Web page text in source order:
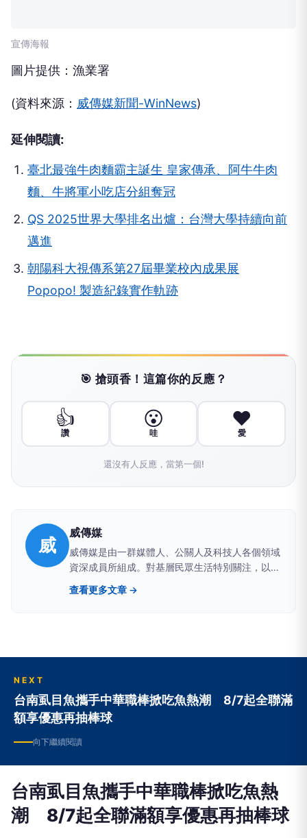
宣傳海報
圖片提供：漁業署
(資料來源： 威傳媒新聞-WinNews)
延伸閱讀:
臺北最強牛肉麵霸主誕生 皇家傳承、阿牛牛肉
麵、牛將軍小吃店分組奪冠
QS 2025世界大學排名出爐：台灣大學持續向前
邁進
朝陽科大視傳系第27屆畢業校內成果展
Popopo! 製造紀錄實作軌跡
🎯 搶頭香！這篇你的反應？
👍
讚
😮
哇
❤️
愛
還沒有人反應，當第一個!
威
威傳媒
威傳媒是由一群媒體人、公關人及科技人各個領域
資深成員所組成。對基層民眾生活特別關注，以提
供原創在地觀點報導和消費新聞、公關行銷企劃分
享、商業引薦、科技新知為特色。
查看更多文章 →
NEXT
台南虱目魚攜手中華職棒掀吃魚熱潮 8/7起全聯滿
額享優惠再抽棒球
向下繼續閱讀
台南虱目魚攜手中華職棒掀吃魚熱
潮 8/7起全聯滿額享優惠再抽棒球